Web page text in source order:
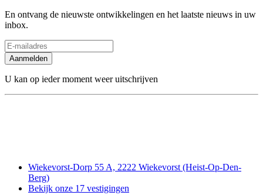
En ontvang de nieuwste ontwikkelingen en het laatste nieuws in uw
inbox.
Aanmelden
U kan op ieder moment weer uitschrijven
Wiekevorst-Dorp 55 A, 2222 Wiekevorst (Heist-Op-Den-
Berg)
Bekijk onze 17 vestigingen